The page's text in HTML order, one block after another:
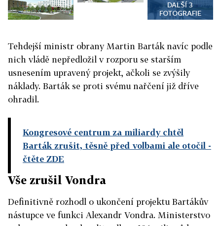
DALŠÍ 3
FOTOGRAFIE
Tehdejší ministr obrany Martin Barták navíc podle
nich vládě nepředložil v rozporu se starším
usnesením upravený projekt, ačkoli se zvýšily
náklady. Barták se proti svému nařčení již dříve
ohradil.
Kongresové centrum za miliardy chtěl
Barták zrušit, těsně před volbami ale otočil -
čtěte ZDE
Vše zrušil Vondra
Definitivně rozhodl o ukončení projektu Bartákův
nástupce ve funkci Alexandr Vondra. Ministerstvo